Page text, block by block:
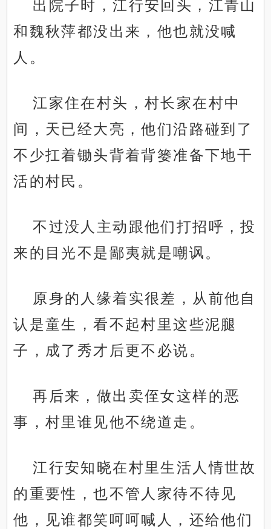
出院子时，江行安回头，江青山
和魏秋萍都没出来，他也就没喊
人。
江家住在村头，村长家在村中
间，天已经大亮，他们沿路碰到了
不少扛着锄头背着背篓准备下地干
活的村民。
不过没人主动跟他们打招呼，投
来的目光不是鄙夷就是嘲讽。
原身的人缘着实很差，从前他自
认是童生，看不起村里这些泥腿
子，成了秀才后更不必说。
再后来，做出卖侄女这样的恶
事，村里谁见他不绕道走。
江行安知晓在村里生活人情世故
的重要性，也不管人家待不待见
他，见谁都笑呵呵喊人，还给他们